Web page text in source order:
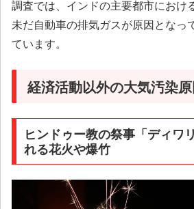
調査では、インドの主要都市におけ
未だ自動車の排気ガスが原因となっ
ています。
経済活動以外の大気汚染
ヒンドゥー教の祭事「ディワ
れる花火や爆竹